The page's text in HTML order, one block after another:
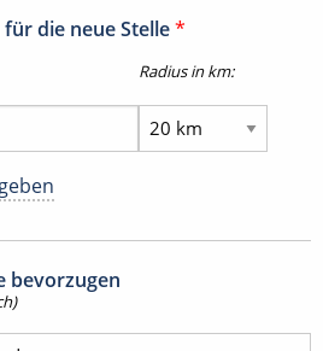
die neue Stelle*
Radius in km:
bevorzugen